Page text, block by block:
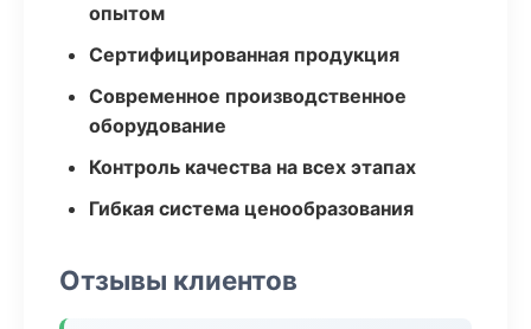
опытом
Сертифицированная продукция
Современное производственное
оборудование
Контроль качества на всех этапах
Гибкая система ценообразования
Отзывы клиентов